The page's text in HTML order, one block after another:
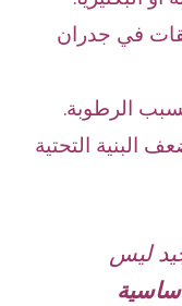
في جدران
الرطوبة.
البنية التحتية
ليس